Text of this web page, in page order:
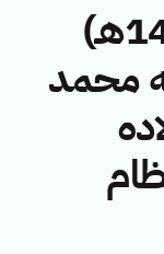
(42748593/ق/1443هـ)
محمد